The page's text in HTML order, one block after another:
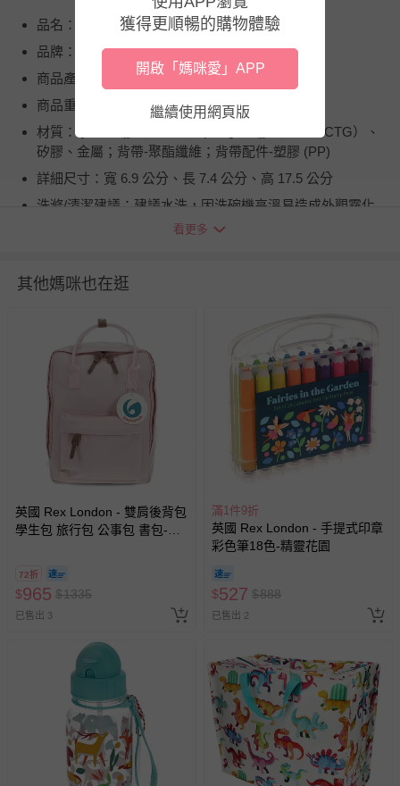
品名：彈蓋直飲式水瓶(成人/兒童皆可用)
品牌：英國 Rex London
商品產地（國）：中國
商品重（容）量：容量 450 ml，重量 103 公克
材質：水壺-塑膠（PCTG）；蓋子-塑膠（PP、PCTG）、
矽膠、金屬；背帶-聚酯纖維；背帶配件-塑膠 (PP)
詳細尺寸：寬 6.9 公分、長 7.4 公分、高 17.5 公分
洗滌/清潔建議：建議水洗，因洗碗機高溫易造成外觀霧化
損壞；不適合用洗碗機清洗、不適合微波爐加熱
退換貨須知
並非試用期，您所退回的商品必須是未經使用的全新狀態，
包含完整包裝、配件、說明文件及贈品等。
如需退換貨，請於收到商品7天（含例假日內提出），如為
瑕疵退換貨所產生的運費，將由媽咪愛負責處理，若非瑕疵
退貨，您可至『查詢訂單』>『已出貨』中查詢該筆訂單，
並點選『我要退貨』即可進行申請。若有相關退貨問題，請
至媽咪愛
LINE@客服ID: @mamilove我們將依序為您處理
與服務，謝謝。
針對滿件折/滿額贈…等活動，如因部份退貨，而該訂單保
留商品未達活動門檻，將以原價計算，活動贈品亦需一併退
回。
部分商品依據消費者保護法的規定，不適用七天鑑賞期/猶
易於腐敗、保存期限較短或解約時即將逾期（例如生鮮
商品、食品等）。
客製化商品（例如客製生日書、姓名貼等）。
報紙、期刊或雜誌（惟書籍如經拆封、使用，則酌收整
新費用）。
經消費者拆封之影音商品或電腦軟體（例如 DVD、CD
看更多
其他媽咪也在逛
英國 Rex London - 雙肩後背包
學生包 旅行包 公事包 書包-粉
72折
$965 $1335
已售出 3
滿1件9折
英國 Rex London - 手提式印章
彩色筆18色-精靈花園
$527 $888
已售出 2
獲得更順暢的購物體驗
開啟「媽咪愛」APP
繼續使用網頁版